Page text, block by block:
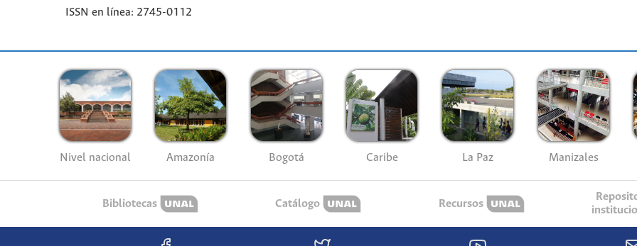
ISSN en línea: 2745-0112
Nivel nacional Amazonía Bogotá Caribe La Paz Manizales
Bibliotecas Catálogo Recursos